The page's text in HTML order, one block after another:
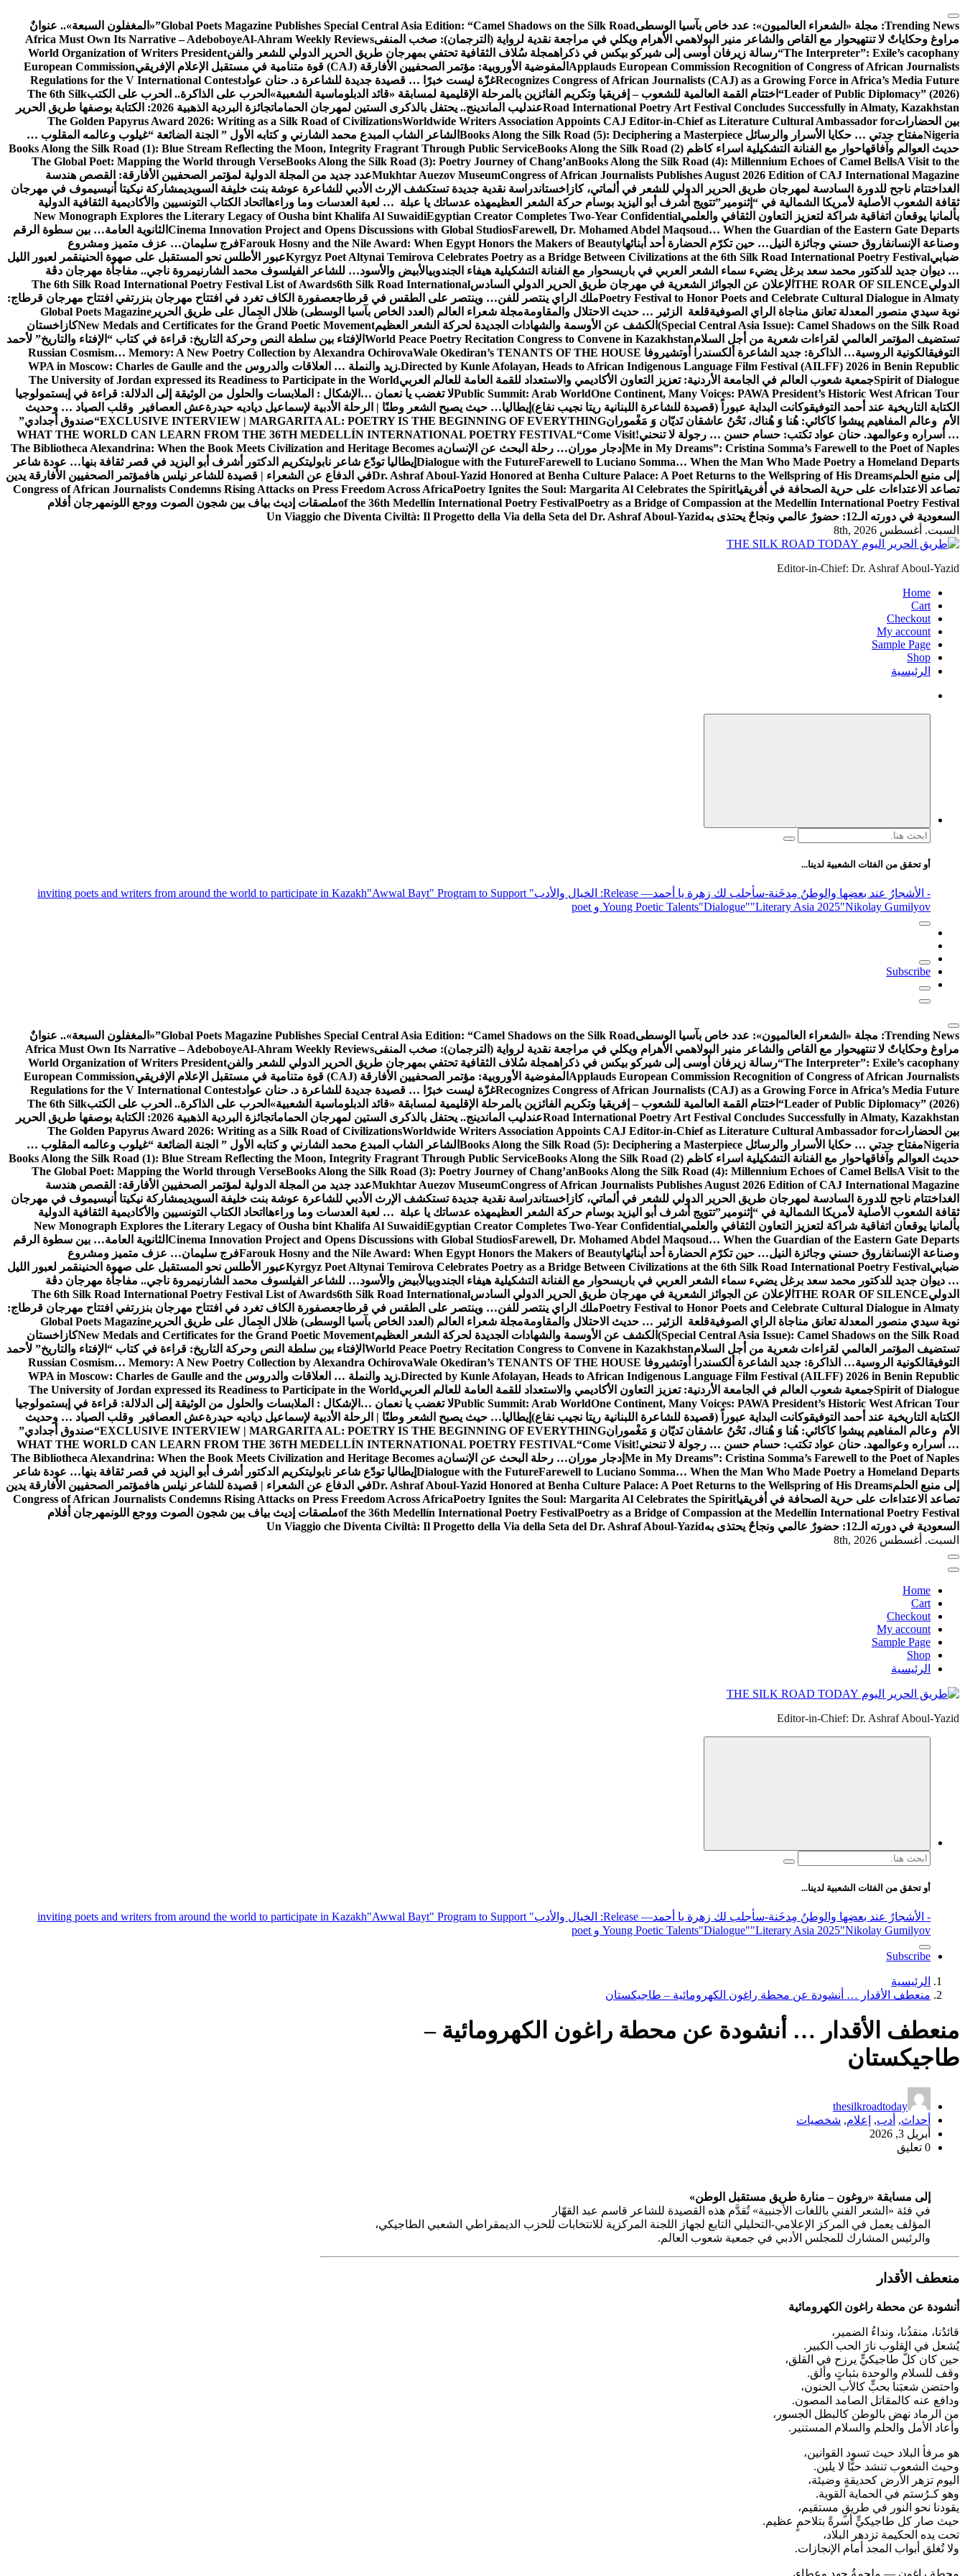
التجاوز
إلى
المحتوى
Trending News: مجلة «الشعراء العالميون»: عدد خاص بآسيا الوسطىGlobal Poets Magazine Publishes Special Central Asia Edition: “Camel Shadows on the Silk Road” «المغفلون السبعة».. عنوانٌ
مراوغ وحكاياتٌ لا تنتهيحوار مع القاص والشاعر منير البولاهمي الأهرام ويكلي في مراجعة نقدية لرواية (الترجمان): صخب المنفى Africa Must Own Its Narrative – AdeboboyeAl-Ahram Weekly Reviews
“The Interpreter”: Exile’s cacophanyرسالة زيرفان أوسى إلى شيركو بيكس في ذكراهمجلة سُلاف الثقافية تحتفي بمهرجان طريق الحرير الدولي للشعر والفنWorld Organization of Writers President
Applauds European Commission Recognition of Congress of African Journalists المفوضية الأوروبية: مؤتمر الصحفيين الأفارقة (CAJ) قوة متنامية في مستقبل الإعلام الإفريقي
European Commission
Recognizes Congress of African Journalists (CAJ) as a Growing Force in Africa’s Media Futureغزّة ليست خبرًا … قصيدة جديدة للشاعرة د. حنان عوادRegulations for the V International Contest
“Leader of Public Diplomacy” (2026) اختتام القمة العالمية للشعوب – إفريقيا وتكريم الفائزين بالمرحلة الإقليمية لمسابقة «قائد الدبلوماسية الشعبية» الحرب على الذاكرة.. الحرب على الكتبThe 6th Silk
Road International Poetry Art Festival Concludes Successfully in Almaty, Kazakhstanعندليب الماندينج.. يحتفل بالذكرى الستين لمهرجان الحمامات
جائزة البردية الذهبية 2026: الكتابة بوصفها طريق الحرير
بين الحضارات
The Golden Papyrus Award 2026: Writing as a Silk Road of CivilizationsWorldwide Writers Association Appoints CAJ Editor-in-Chief as Literature Cultural Ambassador for
Nigeriaمفتاح جدتي … حكايا الأسرار والرسائل Books Along the Silk Road (5): Deciphering a Masterpiece الشاعر الشاب المبدع محمد الشارني و كتابه الأول ” الجنة الضائعة “غيلوب وعالمه المقلوب …
حديث العوالم وآفاقهاحوار مع الفنانة التشكيلية اسراء كاظم Books Along the Silk Road (1): Blue Stream Reflecting the Moon, Integrity Fragrant Through Public ServiceBooks Along the Silk Road (2)
The Global Poet: Mapping the World through VerseBooks Along the Silk Road (3): Poetry Journey of Chang’anBooks Along the Silk Road (4): Millennium Echoes of Camel BellsA Visit to the
Mukhtar Auezov MuseumCongress of African Journalists Publishes August 2026 Edition of CAJ International Magazine
عدد جديد من المجلة الدولية لمؤتمر الصحفيين الأفارقة: القصص هندسة
الغد اختتام ناجح للدورة السادسة لمهرجان طريق الحرير الدولي للشعر في ألماتي، كازاخستاندراسة نقدية جديدة تستكشف الإرث الأدبي للشاعرة عوشة بنت خليفة السويديمشاركة نيكيتا أنيسيموف في مهرجان
ثقافة الشعوب الأصلية لأمريكا الشمالية في “إثنومير”تتويج أشرف أبو اليزيد بوسام حركة الشعر العظيمهذه عدساتك يا عبلة … لعبة العدسات وما وراءها اتحاد الكتاب التونسيين والأكاديمية الثقافية الدولية
بألمانيا يوقعان اتفاقية شراكة لتعزيز التعاون الثقافي والعلمي
New Monograph Explores the Literary Legacy of Ousha bint Khalifa Al SuwaidiEgyptian Creator Completes Two-Year Confidential
Cinema Innovation Project and Opens Discussions with Global StudiosFarewell, Dr. Mohamed Abdel Maqsoud… When the Guardian of the Eastern Gate Departs
الثانوية العامة… بين سطوة الرقم
وصناعة الإنسانفاروق حسني وجائزة النيل… حين تكرّم الحضارة أحد أبنائهاFarouk Hosny and the Nile Award: When Egypt Honors the Makers of Beautyفرج سليمان… عزف متميز ومشروع
ضبابيKyrgyz Poet Altynai Temirova Celebrates Poetry as a Bridge Between Civilizations at the 6th Silk Road International Poetry Festivalعبور الأطلس نحو المستقبل على صهوة الحنينقمر لعبور الليل
… ديوان جديد للدكتور محمد سعد برغل يضيء سماء الشعر العربي في باريسحوار مع الفنانة التشكيلية هيفاء الجندوبيالأبيض والأسود… للشاعر الفيلسوف محمد الشارنيمروة ناجي.. مفاجأة مهرجان دڨة
الدوليTHE ROAR OF SILENCE الإعلان عن الجوائز الشعرية في مهرجان طريق الحرير الدولي السادس The 6th Silk Road International Poetry Festival List of Awards6th Silk Road International
Poetry Festival to Honor Poets and Celebrate Cultural Dialogue in Almatyملك الراي ينتصر للفن… وينتصر على الطقس في قرطاجعصفورة الكاف تغرد في افتتاح مهرجان بنزرتفي افتتاح مهرجان قرطاج:
نوبة سيدي منصور المعدلة تعانق مناجاة الراي الصوفيةقلعة الزئير … حديث الاحتلال والمقاومةمجلة شعراء العالم (العدد الخاص بآسيا الوسطى) ظلال الجِمال على طريق الحرير Global Poets Magazine
(Special Central Asia Issue): Camel Shadows on the Silk Road الكشف عن الأوسمة والشهادات الجديدة لحركة الشعر العظيمNew Medals and Certificates for the Grand Poetic Movementكازاخستان
تستضيف المؤتمر العالمي لقراءات شعرية من أجل السلامWorld Peace Poetry Recitation Congress to Convene in Kazakhstan الإفتاء بين سلطة النص وحركة التاريخ: قراءة في كتاب “الإفتاء والتاريخ” لأحمد
التوفيقالكونية الروسية… الذاكرة: جديد الشاعرة ألكسندرا أوتشيروفا Russian Cosmism… Memory: A New Poetry Collection by Alexandra OchirovaWale Okediran’s TENANTS OF THE HOUSE
Directed by Kunle Afolayan, Heads to African Indigenous Language Film Festival (AILFF) 2026 in Benin Republic. زيد والنملة … العلاقات والدروس WPA in Moscow: Charles de Gaulle and the
Spirit of Dialogueجمعية شعوب العالم في الجامعة الأردنية: تعزيز التعاون الأكاديمي والاستعداد للقمة العامة للعالم العربيThe University of Jordan expressed its Readiness to Participate in the World
Public Summit: Arab WorldOne Continent, Many Voices: PAWA President’s Historic West African Tour لا تغضب يا نعمان …الإشكال : الملابسات والحلول من الوثيقة إلى الدلالة: قراءة في إبستمولوجيا
الكتابة التاريخية عند أحمد التوفيقوكانت البداية عبوراً (قصيدة للشاعرة اللبنانية ريتا نجيب نفاع) إيطاليا… حيث يصبح الشعر وطنًا | الرحلة الأدبية لإسماعيل دياديه حيدرةعش العصافير وقلب الصياد … وحديث
الأم وعالم المفاهيم پیشوا کاکائي: هُنا وَ هُناك، نَحْنُ عاشقان نَديّان وَ مَغْمورانEXCLUSIVE INTERVIEW | MARGARITA AL: POETRY IS THE BEGINNING OF EVERYTHING“صندوق أجدادي”
… أسراره وعوالمهد. حنان عواد تكتب: حسام حسن … رجولة لا تنحني! WHAT THE WORLD CAN LEARN FROM THE 36TH MEDELLÍN INTERNATIONAL POETRY FESTIVAL“Come Visit
Me in My Dreams”: Cristina Somma’s Farewell to the Poet of Naples إدجار موران… رحلة البحث عن الإنسانThe Bibliotheca Alexandrina: When the Book Meets Civilization and Heritage Becomes a
Dialogue with the FutureFarewell to Luciano Somma… When the Man Who Made Poetry a Homeland Departs إيطاليا تودّع شاعر نابوليتكريم الدكتور أشرف أبو اليزيد في قصر ثقافة بنها… عودة شاعر
إلى منبع الحلمDr. Ashraf Aboul-Yazid Honored at Benha Culture Palace: A Poet Returns to the Wellspring of His Dreamsفي الدفاع عن الشعراء | قصيدة للشاعر نيلس هافمؤتمر الصحفيين الأفارقة يدين
تصاعد الاعتداءات على حرية الصحافة في أفريقيا
Congress of African Journalists Condemns Rising Attacks on Press Freedom Across AfricaPoetry Ignites the Soul: Margarita Al Celebrates the Spirit
of the 36th Medellín International Poetry FestivalPoetry as a Bridge of Compassion at the Medellín International Poetry Festival ملصقات إديث بياف بين شجون الصوت ووجع اللونمهرجان أفلام
السعودية في دورته الـ12: حضورٌ عالمي ونجاحٌ يحتذى به
Un Viaggio che Diventa Civiltà: Il Progetto della Via della Seta del Dr. Ashraf Aboul-Yazid
السبت. أغسطس 8th, 2026
Editor-in-Chief: Dr. Ashraf Aboul-Yazid
Home
Cart
Checkout
My account
Sample Page
Shop
الرئيسية
البحث
أو تحقق من الفئات الشعبية لدينا...
- الأشجارُ عند بعضِها والوطنُ مِدخَنة-سأجلب لك زهرة يا أحمد— Release : الخيال والأدب" inviting poets and writers from around the world to participate in Kazakh
"Awwal Bayt" Program to Support
Young Poetic Talents"Dialogue""Literary Asia 2025"Nikolay Gumilyov و poet
Subscribe
Trending News: مجلة «الشعراء العالميون»: عدد خاص بآسيا الوسطىGlobal Poets Magazine Publishes Special Central Asia Edition: “Camel Shadows on the Silk Road” «المغفلون السبعة».. عنوانٌ
مراوغ وحكاياتٌ لا تنتهيحوار مع القاص والشاعر منير البولاهمي الأهرام ويكلي في مراجعة نقدية لرواية (الترجمان): صخب المنفى Africa Must Own Its Narrative – AdeboboyeAl-Ahram Weekly Reviews
“The Interpreter”: Exile’s cacophanyرسالة زيرفان أوسى إلى شيركو بيكس في ذكراهمجلة سُلاف الثقافية تحتفي بمهرجان طريق الحرير الدولي للشعر والفنWorld Organization of Writers President
Applauds European Commission Recognition of Congress of African Journalists المفوضية الأوروبية: مؤتمر الصحفيين الأفارقة (CAJ) قوة متنامية في مستقبل الإعلام الإفريقي
European Commission
Recognizes Congress of African Journalists (CAJ) as a Growing Force in Africa’s Media Futureغزّة ليست خبرًا … قصيدة جديدة للشاعرة د. حنان عوادRegulations for the V International Contest
“Leader of Public Diplomacy” (2026) اختتام القمة العالمية للشعوب – إفريقيا وتكريم الفائزين بالمرحلة الإقليمية لمسابقة «قائد الدبلوماسية الشعبية» الحرب على الذاكرة.. الحرب على الكتبThe 6th Silk
Road International Poetry Art Festival Concludes Successfully in Almaty, Kazakhstanعندليب الماندينج.. يحتفل بالذكرى الستين لمهرجان الحمامات
جائزة البردية الذهبية 2026: الكتابة بوصفها طريق الحرير
بين الحضارات
The Golden Papyrus Award 2026: Writing as a Silk Road of CivilizationsWorldwide Writers Association Appoints CAJ Editor-in-Chief as Literature Cultural Ambassador for
Nigeriaمفتاح جدتي … حكايا الأسرار والرسائل Books Along the Silk Road (5): Deciphering a Masterpiece الشاعر الشاب المبدع محمد الشارني و كتابه الأول ” الجنة الضائعة “غيلوب وعالمه المقلوب …
حديث العوالم وآفاقهاحوار مع الفنانة التشكيلية اسراء كاظم Books Along the Silk Road (1): Blue Stream Reflecting the Moon, Integrity Fragrant Through Public ServiceBooks Along the Silk Road (2)
The Global Poet: Mapping the World through VerseBooks Along the Silk Road (3): Poetry Journey of Chang’anBooks Along the Silk Road (4): Millennium Echoes of Camel BellsA Visit to the
Mukhtar Auezov MuseumCongress of African Journalists Publishes August 2026 Edition of CAJ International Magazine
عدد جديد من المجلة الدولية لمؤتمر الصحفيين الأفارقة: القصص هندسة
الغد اختتام ناجح للدورة السادسة لمهرجان طريق الحرير الدولي للشعر في ألماتي، كازاخستاندراسة نقدية جديدة تستكشف الإرث الأدبي للشاعرة عوشة بنت خليفة السويديمشاركة نيكيتا أنيسيموف في مهرجان
ثقافة الشعوب الأصلية لأمريكا الشمالية في “إثنومير”تتويج أشرف أبو اليزيد بوسام حركة الشعر العظيمهذه عدساتك يا عبلة … لعبة العدسات وما وراءها اتحاد الكتاب التونسيين والأكاديمية الثقافية الدولية
بألمانيا يوقعان اتفاقية شراكة لتعزيز التعاون الثقافي والعلمي
New Monograph Explores the Literary Legacy of Ousha bint Khalifa Al SuwaidiEgyptian Creator Completes Two-Year Confidential
Cinema Innovation Project and Opens Discussions with Global StudiosFarewell, Dr. Mohamed Abdel Maqsoud… When the Guardian of the Eastern Gate Departs
الثانوية العامة… بين سطوة الرقم
وصناعة الإنسانفاروق حسني وجائزة النيل… حين تكرّم الحضارة أحد أبنائهاFarouk Hosny and the Nile Award: When Egypt Honors the Makers of Beautyفرج سليمان… عزف متميز ومشروع
ضبابيKyrgyz Poet Altynai Temirova Celebrates Poetry as a Bridge Between Civilizations at the 6th Silk Road International Poetry Festivalعبور الأطلس نحو المستقبل على صهوة الحنينقمر لعبور الليل
… ديوان جديد للدكتور محمد سعد برغل يضيء سماء الشعر العربي في باريسحوار مع الفنانة التشكيلية هيفاء الجندوبيالأبيض والأسود… للشاعر الفيلسوف محمد الشارنيمروة ناجي.. مفاجأة مهرجان دڨة
الدوليTHE ROAR OF SILENCE الإعلان عن الجوائز الشعرية في مهرجان طريق الحرير الدولي السادس The 6th Silk Road International Poetry Festival List of Awards6th Silk Road International
Poetry Festival to Honor Poets and Celebrate Cultural Dialogue in Almatyملك الراي ينتصر للفن… وينتصر على الطقس في قرطاجعصفورة الكاف تغرد في افتتاح مهرجان بنزرتفي افتتاح مهرجان قرطاج:
نوبة سيدي منصور المعدلة تعانق مناجاة الراي الصوفيةقلعة الزئير … حديث الاحتلال والمقاومةمجلة شعراء العالم (العدد الخاص بآسيا الوسطى) ظلال الجِمال على طريق الحرير Global Poets Magazine
(Special Central Asia Issue): Camel Shadows on the Silk Road الكشف عن الأوسمة والشهادات الجديدة لحركة الشعر العظيمNew Medals and Certificates for the Grand Poetic Movementكازاخستان
تستضيف المؤتمر العالمي لقراءات شعرية من أجل السلامWorld Peace Poetry Recitation Congress to Convene in Kazakhstan الإفتاء بين سلطة النص وحركة التاريخ: قراءة في كتاب “الإفتاء والتاريخ” لأحمد
التوفيقالكونية الروسية… الذاكرة: جديد الشاعرة ألكسندرا أوتشيروفا Russian Cosmism… Memory: A New Poetry Collection by Alexandra OchirovaWale Okediran’s TENANTS OF THE HOUSE
Directed by Kunle Afolayan, Heads to African Indigenous Language Film Festival (AILFF) 2026 in Benin Republic. زيد والنملة … العلاقات والدروس WPA in Moscow: Charles de Gaulle and the
Spirit of Dialogueجمعية شعوب العالم في الجامعة الأردنية: تعزيز التعاون الأكاديمي والاستعداد للقمة العامة للعالم العربيThe University of Jordan expressed its Readiness to Participate in the World
Public Summit: Arab WorldOne Continent, Many Voices: PAWA President’s Historic West African Tour لا تغضب يا نعمان …الإشكال : الملابسات والحلول من الوثيقة إلى الدلالة: قراءة في إبستمولوجيا
الكتابة التاريخية عند أحمد التوفيقوكانت البداية عبوراً (قصيدة للشاعرة اللبنانية ريتا نجيب نفاع) إيطاليا… حيث يصبح الشعر وطنًا | الرحلة الأدبية لإسماعيل دياديه حيدرةعش العصافير وقلب الصياد … وحديث
الأم وعالم المفاهيم پیشوا کاکائي: هُنا وَ هُناك، نَحْنُ عاشقان نَديّان وَ مَغْمورانEXCLUSIVE INTERVIEW | MARGARITA AL: POETRY IS THE BEGINNING OF EVERYTHING“صندوق أجدادي”
… أسراره وعوالمهد. حنان عواد تكتب: حسام حسن … رجولة لا تنحني! WHAT THE WORLD CAN LEARN FROM THE 36TH MEDELLÍN INTERNATIONAL POETRY FESTIVAL“Come Visit
Me in My Dreams”: Cristina Somma’s Farewell to the Poet of Naples إدجار موران… رحلة البحث عن الإنسانThe Bibliotheca Alexandrina: When the Book Meets Civilization and Heritage Becomes a
Dialogue with the FutureFarewell to Luciano Somma… When the Man Who Made Poetry a Homeland Departs إيطاليا تودّع شاعر نابوليتكريم الدكتور أشرف أبو اليزيد في قصر ثقافة بنها… عودة شاعر
إلى منبع الحلمDr. Ashraf Aboul-Yazid Honored at Benha Culture Palace: A Poet Returns to the Wellspring of His Dreamsفي الدفاع عن الشعراء | قصيدة للشاعر نيلس هافمؤتمر الصحفيين الأفارقة يدين
تصاعد الاعتداءات على حرية الصحافة في أفريقيا
Congress of African Journalists Condemns Rising Attacks on Press Freedom Across AfricaPoetry Ignites the Soul: Margarita Al Celebrates the Spirit
of the 36th Medellín International Poetry FestivalPoetry as a Bridge of Compassion at the Medellín International Poetry Festival ملصقات إديث بياف بين شجون الصوت ووجع اللونمهرجان أفلام
السعودية في دورته الـ12: حضورٌ عالمي ونجاحٌ يحتذى به
Un Viaggio che Diventa Civiltà: Il Progetto della Via della Seta del Dr. Ashraf Aboul-Yazid
السبت. أغسطس 8th, 2026
Home
Cart
Checkout
My account
Sample Page
Shop
الرئيسية
Editor-in-Chief: Dr. Ashraf Aboul-Yazid
البحث
أو تحقق من الفئات الشعبية لدينا...
- الأشجارُ عند بعضِها والوطنُ مِدخَنة-سأجلب لك زهرة يا أحمد— Release : الخيال والأدب" inviting poets and writers from around the world to participate in Kazakh
"Awwal Bayt" Program to Support
Young Poetic Talents"Dialogue""Literary Asia 2025"Nikolay Gumilyov و poet
Subscribe
الرئيسية
منعطف الأقدار … أنشودة عن محطة راغون الكهرومائية – طاجيكستان
منعطف الأقدار … أنشودة عن محطة راغون الكهرومائية –
طاجيكستان
thesilkroadtoday
أحداث, أدب, إعلام, شخصيات
أبريل 3, 2026
0 تعليق
إلى مسابقة «روغون – منارة طريق مستقبل الوطن»
في فئة «الشعر الفني باللغات الأجنبية» تُقدَّم هذه القصيدة للشاعر قاسم عبد القهّار
المؤلف يعمل في المركز الإعلامي-التحليلي التابع لجهاز اللجنة المركزية للانتخابات للحزب الديمقراطي الشعبي الطاجيكي،
والرئيس المشارك للمجلس الأدبي في جمعية شعوب العالم.
منعطف الأقدار
أنشودة عن محطة راغون الكهرومائية
قائدُنا، منقذُنا، ونداءُ الضمير،
يُشعل في القلوب نارَ الحب الكبير.
حين كان كلُّ طاجيكيٍّ يرزح في القلق،
وقف للسلام والوحدة بثباتٍ وألق.
واحتضن شعبَنا بحبٍّ كالأب الحنون،
ودافع عنه كالمقاتل الصامد المصون.
من الرماد نهض بالوطن كالبطل الجسور،
وأعاد الأمل والحلم والسلام المستنير.
هو مرفأ البلاد حيث تسود القوانين،
وحيث الشعوب تنشد حبًّا لا يلين.
اليوم تزهر الأرض كحديقةٍ وضيئة،
وهو كـرُستم في الحماية القوية.
يقودنا نحو النور في طريقٍ مستقيم،
حيث صار كل طاجيكيٍّ أسرةً بتلاحمٍ عظيم.
تحت يده الحكيمة تزدهر البلاد،
ولا تُغلق أبواب المجد أمام الإنجازات.
محطة راغون — ملحمةُ جهدٍ وعطاء،